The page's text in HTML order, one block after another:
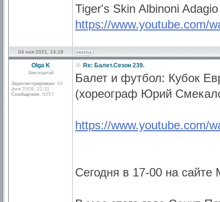
Tiger's Skin Albinoni Adagio
https://www.youtube.com/
04 ноя 2021, 14:19
Olga K
Завсегдатай
Зарегистрирован: 04
фев 2009, 22:11
Сообщения: 5057
Re: Балет.Сезон 239.
Балет и футбол: Кубок
(хореограф Юрий
https://www.youtube.com/
Сегодня в 17-00 на сайте